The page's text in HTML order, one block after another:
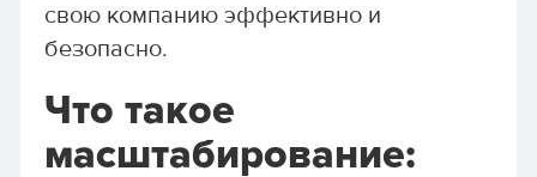
свою компанию эффективно и
безопасно.
Что такое
масштабирование: